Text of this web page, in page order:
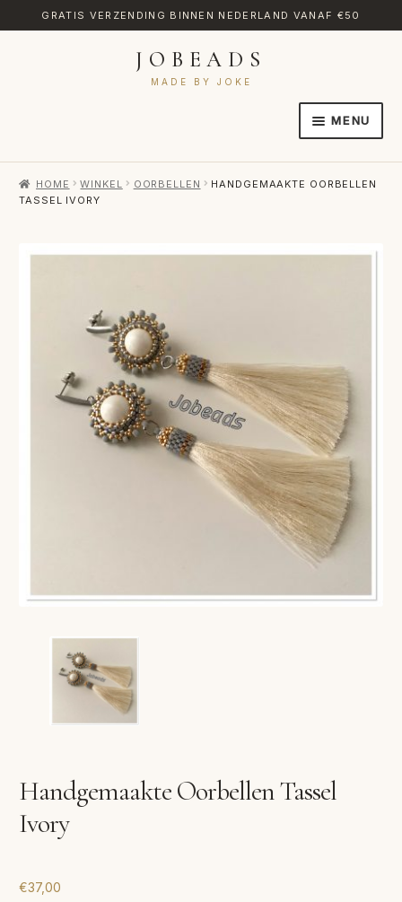
GRATIS VERZENDING BINNEN NEDERLAND VANAF €50
JOBEADS
MADE BY JOKE
MENU
AFREKENEN
RETOURNEREN
TRANSLATE
VERLANGLIJST
VERZENDKOSTEN
HOME WINKEL OORBELLEN
HANDGEMAAKTE OORBELLEN
TASSEL IVORY
Handgemaakte Oorbellen Tassel
Ivory
€37,00